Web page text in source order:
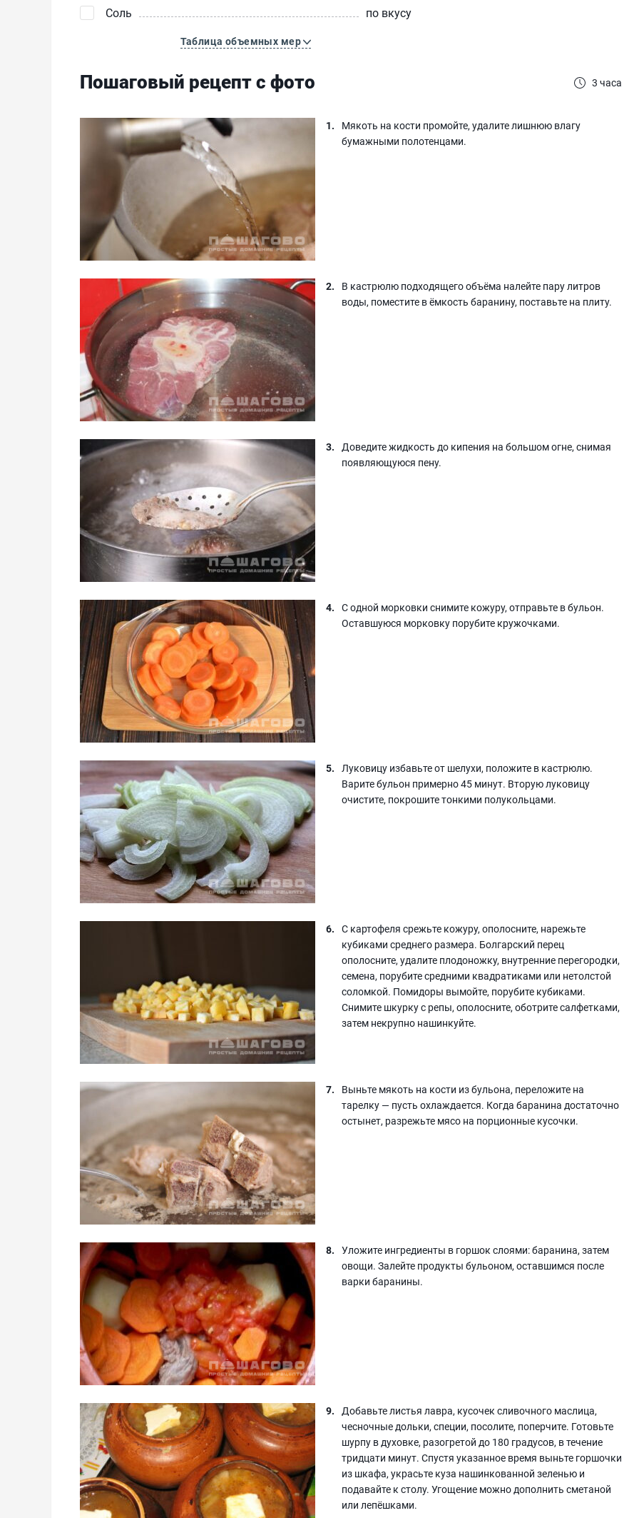
Соль
по вкусу
Таблица объемных мер
Пошаговый рецепт с фото 3 часа
Мякоть на кости промойте, удалите лишнюю влагу
бумажными полотенцами.
В кастрюлю подходящего объёма налейте пару литров
воды, поместите в ёмкость баранину, поставьте на плиту.
Доведите жидкость до кипения на большом огне, снимая
появляющуюся пену.
С одной морковки снимите кожуру, отправьте в бульон.
Оставшуюся морковку порубите кружочками.
Луковицу избавьте от шелухи, положите в кастрюлю.
Варите бульон примерно 45 минут. Вторую луковицу
очистите, покрошите тонкими полукольцами.
С картофеля срежьте кожуру, ополосните, нарежьте
кубиками среднего размера. Болгарский перец
ополосните, удалите плодоножку, внутренние перегородки,
семена, порубите средними квадратиками или нетолстой
соломкой. Помидоры вымойте, порубите кубиками.
Снимите шкурку с репы, ополосните, оботрите салфетками,
затем некрупно нашинкуйте.
Выньте мякоть на кости из бульона, переложите на
тарелку — пусть охлаждается. Когда баранина достаточно
остынет, разрежьте мясо на порционные кусочки.
Уложите ингредиенты в горшок слоями: баранина, затем
овощи. Залейте продукты бульоном, оставшимся после
варки баранины.
Добавьте листья лавра, кусочек сливочного маслица,
чесночные дольки, специи, посолите, поперчите. Готовьте
шурпу в духовке, разогретой до 180 градусов, в течение
тридцати минут. Спустя указанное время выньте горшочки
из шкафа, украсьте куза нашинкованной зеленью и
подавайте к столу. Угощение можно дополнить сметаной
или лепёшками.